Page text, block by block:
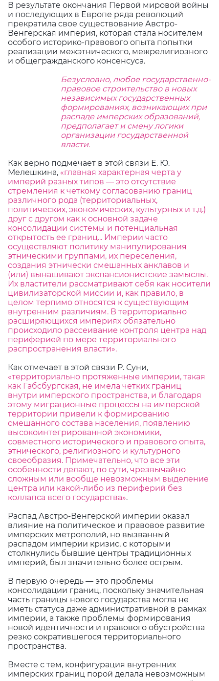
В результате окончания Первой мировой войны
и последующих в Европе ряда революций
прекратила свое существование Австро-
Венгерская империя, которая стала носителем
особого историко-правового опыта попытки
реализации межэтнического, межрелигиозного
и общегражданского консенсуса.
Безусловно, любое государственно-
правовое строительство в новых
независимых государственных
формированиях, возникающих при
распаде имперских образований,
предполагает и смену логики
организации государственной
власти.
Как верно подмечает в этой связи Е. Ю.
Мелешкина, «главная характерная черта у
империй разных типов — это отсутствие
стремления к четкому согласованию границ
различного рода (территориальных,
политических, экономических, культурных и т.д.)
друг с другом как к основной задаче
консолидации системы и потенциальная
открытость ее границ... Империи часто
осуществляют политику манипулирования
этническими группами, их переселения,
создания этнически смешанных анклавов и
(или) вынашивают экспансионистские замыслы.
Их властители рассматривают себя как носители
цивилизаторской миссии и, как правило, в
целом терпимо относятся к существующим
внутренним различиям. В территориально
расширяющихся империях обязательно
происходило рассеивание контроля центра над
периферией по мере территориального
распространения власти».
Как отмечает в этой связи Р. Суни,
«территориально протяженные империи, такая
как Габсбургская, не имела четких границ
внутри имперского пространства, и благодаря
этому миграционные процессы на имперской
территории привели к формированию
смешанного состава населения, появлению
высокоинтегрированной экономики,
совместного исторического и правового опыта,
этнического, религиозного и культурного
своеобразия. Примечательно, что все эти
особенности делают, по сути, чрезвычайно
сложным или вообще невозможным выделение
центра или какой-либо из периферий без
коллапса всего государства».
Распад Австро-Венгерской империи оказал
влияние на политическое и правовое развитие
имперских метрополий, но вызванный
распадом империи кризис, с которыми
столкнулись бывшие центры традиционных
империй, был значительно более острым.
В первую очередь — это проблемы
консолидации границ, поскольку значительная
часть границы нового государства могла не
иметь статуса даже административной в рамках
империи, а также проблемы формирования
новой идентичности и правового обустройства
резко сократившегося территориального
пространства.
Вместе с тем, конфигурация внутренних
имперских границ порой делала невозможным